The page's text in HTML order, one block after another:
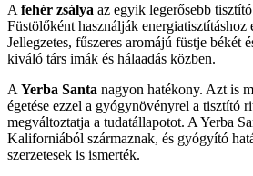
A fehér zsálya az egyik legerősebb
Füstölőként használják energiatisztításhoz
Jellegzetes, fűszeres aromájú füstje békét
kiváló társ imák és hálaadás közben.
A Yerba Santa nagyon hatékony. Azt is
égetése ezzel a gyógynövényrel a tisztító
megváltoztatja a tudatállapotot. A Yerba
Kaliforniából származnak, és gyógyító
szerzetesek is ismerték.